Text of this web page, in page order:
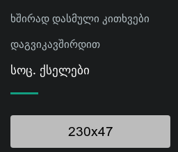
ხშირად დასმული კითხვები
დაგვიკავშირდით
Სოც. Ქსელები